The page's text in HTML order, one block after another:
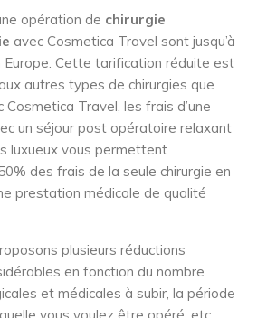
opération de chirurgie
avec Cosmetica Travel sont jusqu’à
Europe. Cette tarification réduite est
autres types de chirurgies que
Travel, les frais d’une
un séjour post opératoire relaxant
luxueux vous permettent
des frais de la seule chirurgie en
prestation médicale de qualité